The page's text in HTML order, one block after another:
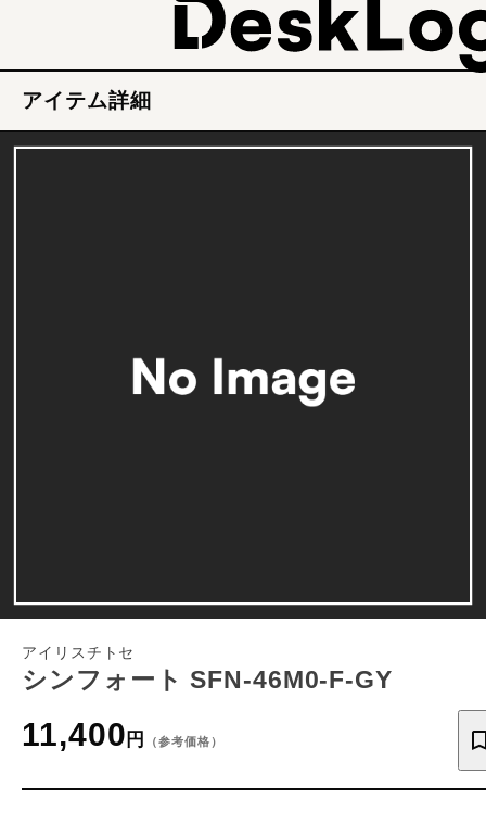
アイテム詳細
アイリスチトセ
シンフォート SFN-46M0-F-GY
11,400 円 （参考価格）